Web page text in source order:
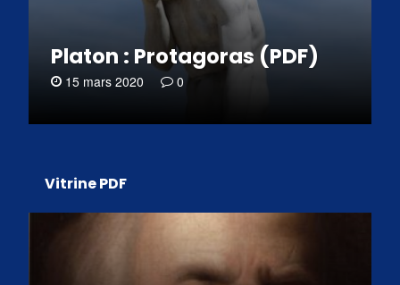
Platon : Protagoras (PDF)
15 mars 2020 0
Vitrine PDF